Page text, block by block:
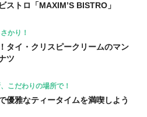
ストロ「MAXIM’S BISTRO」
かり！
タイ・クリスピークリームのマン
ツ
こだわりの場所で！
優雅なティータイムを満喫しよう